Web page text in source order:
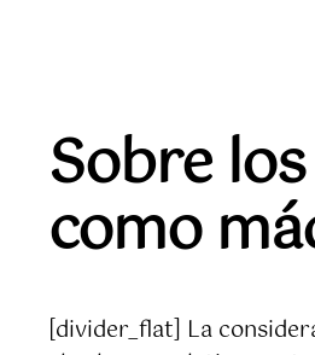
Sobre
como
[divider_flat] La